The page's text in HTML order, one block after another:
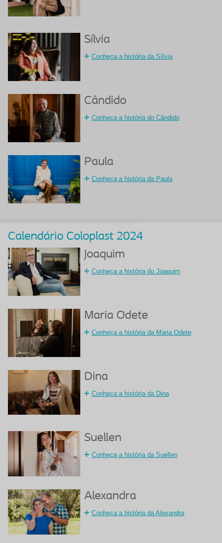
Sílvia
Conheça a história da Sílvia
Cândido
Conheça a história do Cândido
Paula
Conheça a história da Paula
Calendário Coloplast 2024
Joaquim
Conheça a história do Joaquim
Maria Odete
Conheça a história da Maria Odete
Dina
Conheça a história da Dina
Suellen
Conheça a história da Suellen
Alexandra
Conheça a história da Alexandra